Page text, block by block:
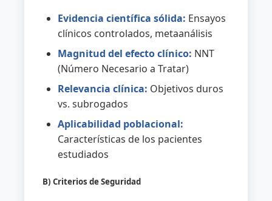
Evidencia científica sólida: Ensayos
clínicos controlados, metaanálisis
Magnitud del efecto clínico: NNT
(Número Necesario a Tratar)
Relevancia clínica: Objetivos duros
vs. subrogados
Aplicabilidad poblacional:
Características de los pacientes
estudiados
B) Criterios de Seguridad